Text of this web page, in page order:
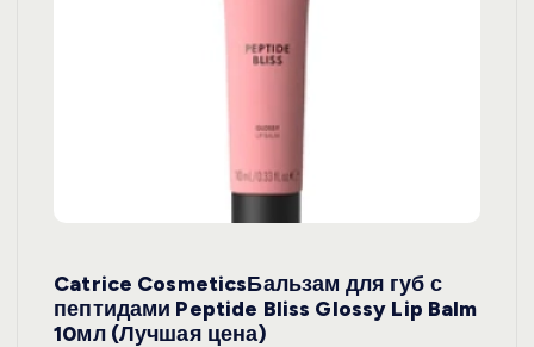
Catrice CosmeticsБальзам для губ с
пептидами Peptide Bliss Glossy Lip Balm
10мл (Лучшая цена)